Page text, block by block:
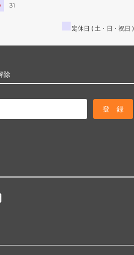
31
■ 定休日 ( 土・日・祝日 )
除